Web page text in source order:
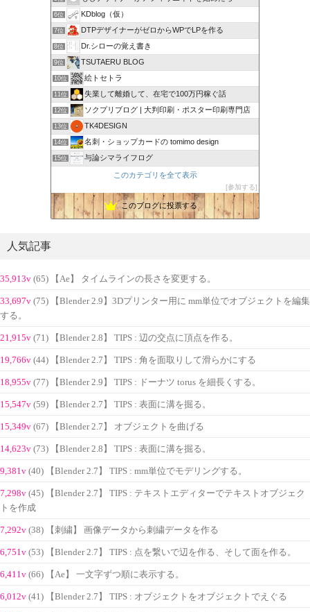
6位 KDblog（仮）
7位 DTPデザイナーがゼロからWPでLPを作る
8位 Dr.シローの覚え書き
9位 TSUTAERU BLOG
10位 絵トセトラ
11位 失業して離婚して、在宅で100万円稼ぐ話
12位 ソクプリブログ | 大判印刷・ポスター印刷専門店
13位 TK4DESIGN
14位 名刺・ショップカードの tomimo design
15位 与論シマライフログ
このカテゴリを全て表示
参加する
このブログに投票する
人気記事
35,913v (65) 【Ae】 タイムラインの長さを変更する。
33,697v (75) 【Blender 2.9】3Dプリンター用に mm単位でオブジェクトを編集
する。
21,915v (71) 【Blender 2.8】 TIPS : 辺の交点に頂点を作る。
19,766v (44) 【Blender 2.7】 TIPS : 角を面取りして滑らかにする
18,955v (77) 【Blender 2.9】 TIPS : ドーナツ torus を細長くする。
15,547v (59) 【Blender 2.7】 TIPS : 表面に溝を掘る。
15,349v (67) 【Blender 2.7】 オブジェクトを曲げる
14,623v (73) 【Blender 2.8】 TIPS : 表面に溝を掘る。
9,381v (40) 【Blender 2.7】 TIPS : mm単位でモデリングする。
7,298v (45) 【Blender 2.7】 TIPS : テキストエディターでテキストオブジェク
トを作成
7,292v (38) 【刺繍】 画像データから刺繍データを作る
6,751v (53) 【Blender 2.7】 TIPS : 点を繋いで辺を作る、そして面を作る。
6,411v (66) 【Ae】 一文字ずつ順に表示する。
6,012v (41) 【Blender 2.7】 TIPS : オブジェクトをオブジェクトでえぐる